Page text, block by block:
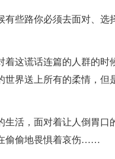
些路你必须去面对、选
这谎话连篇的人群的时
界送上所有的柔情，但
活，面对着让人倒胃口
偷偷地畏惧着哀伤……